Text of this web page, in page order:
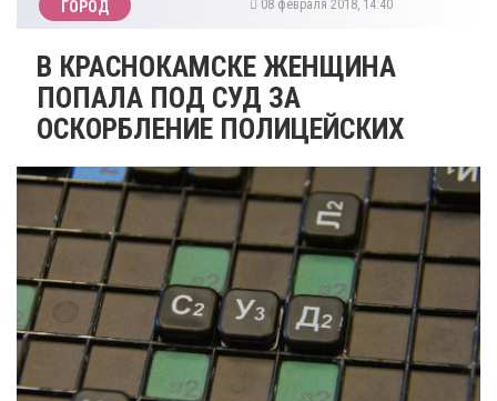
ГОРОД 08 февраля 2018, 14:40
​В КРАСНОКАМСКЕ ЖЕНЩИНА
ПОПАЛА ПОД СУД ЗА
ОСКОРБЛЕНИЕ ПОЛИЦЕЙСКИХ